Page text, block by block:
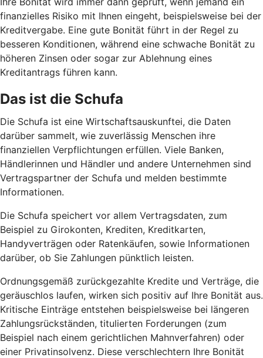
finanzielles Risiko mit Ihnen eingeht, beispielsweise bei der
Kreditvergabe. Eine gute Bonität führt in der Regel zu
besseren Konditionen, während eine schwache Bonität zu
höheren Zinsen oder sogar zur Ablehnung eines
Kreditantrags führen kann.
Das ist die Schufa
Die Schufa ist eine Wirtschaftsauskunftei, die Daten
darüber sammelt, wie zuverlässig Menschen ihre
finanziellen Verpflichtungen erfüllen. Viele Banken,
Händlerinnen und Händler und andere Unternehmen sind
Vertragspartner der Schufa und melden bestimmte
Informationen.
Die Schufa speichert vor allem Vertragsdaten, zum
Beispiel zu Girokonten, Krediten, Kreditkarten,
Handyverträgen oder Ratenkäufen, sowie Informationen
darüber, ob Sie Zahlungen pünktlich leisten.
Ordnungsgemäß zurückgezahlte Kredite und Verträge, die
geräuschlos laufen, wirken sich positiv auf Ihre Bonität aus.
Kritische Einträge entstehen beispielsweise bei längeren
Zahlungsrückständen, titulierten Forderungen (zum
Beispiel nach einem gerichtlichen Mahnverfahren) oder
einer Privatinsolvenz. Diese verschlechtern Ihre Bonität